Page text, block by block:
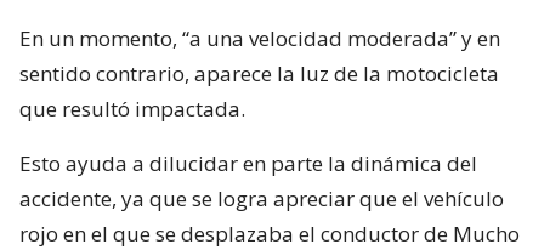
En un momento, “a una velocidad moderada” y en
sentido contrario, aparece la luz de la motocicleta
que resultó impactada.
Esto ayuda a dilucidar en parte la dinámica del
accidente, ya que se logra apreciar que el vehículo
rojo en el que se desplazaba el conductor de Mucho